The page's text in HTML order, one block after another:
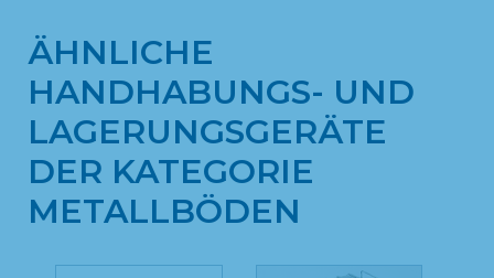
ÄHNLICHE
HANDHABUNGS- UND
LAGERUNGSGERÄTE
DER KATEGORIE
METALLBÖDEN